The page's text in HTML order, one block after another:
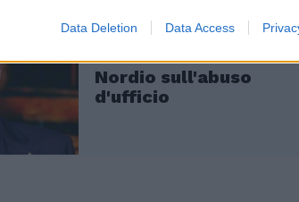
Data Deletion Data Access
"Me l'hanno chiesto i
sindaci Pd".
Nordio sull'abuso
d'ufficio